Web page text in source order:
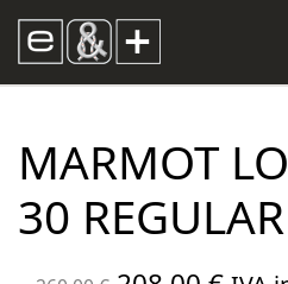
MARMOT
30 REGULAR